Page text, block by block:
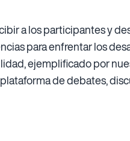
a los participantes y
para enfrentar los
ejemplificado por
de debates,